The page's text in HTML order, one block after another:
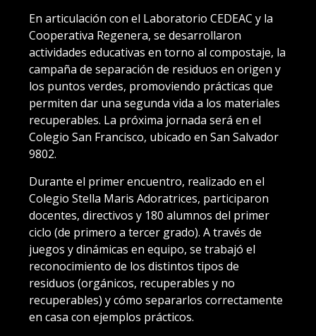
En articulación con el Laboratorio CEDEAC y la
Cooperativa Regenera, se desarrollaron
actividades educativas en torno al compostaje, la
campaña de separación de residuos en origen y
los puntos verdes, promoviendo prácticas que
permiten dar una segunda vida a los materiales
recuperables. La próxima jornada será en el
Colegio San Francisco, ubicado en San Salvador
9802.
Durante el primer encuentro, realizado en el
Colegio Stella Maris Adoratrices, participaron
docentes, directivos y 180 alumnos del primer
ciclo (de primero a tercer grado). A través de
juegos y dinámicas en equipo, se trabajó el
reconocimiento de los distintos tipos de
residuos (orgánicos, recuperables y no
recuperables) y cómo separarlos correctamente
en casa con ejemplos prácticos.